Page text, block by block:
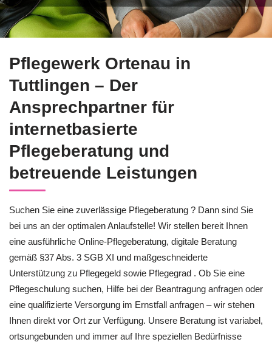
Pflegewerk Ortenau in
Tuttlingen – Der
Ansprechpartner für
internetbasierte
Pflegeberatung und
betreuende Leistungen
Suchen Sie eine zuverlässige Pflegeberatung ? Dann sind Sie
bei uns an der optimalen Anlaufstelle! Wir stellen bereit Ihnen
eine ausführliche Online-Pflegeberatung, digitale Beratung
gemäß §37 Abs. 3 SGB XI und maßgeschneiderte
Unterstützung zu Pflegegeld sowie Pflegegrad . Ob Sie eine
Pflegeschulung suchen, Hilfe bei der Beantragung anfragen oder
eine qualifizierte Versorgung im Ernstfall anfragen – wir stehen
Ihnen direkt vor Ort zur Verfügung. Unsere Beratung ist variabel,
ortsungebunden und immer auf Ihre speziellen Bedürfnisse